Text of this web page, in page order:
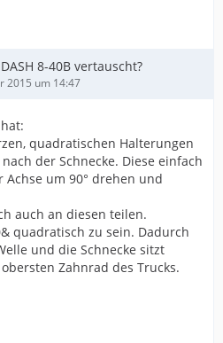
8-40B vertauscht?
2015 um 14:47
quadratischen Halterungen
der Schnecke. Diese einfach
um 90° drehen und
auch an diesen teilen.
quadratisch zu sein. Dadurch
und die Schnecke sitzt
Zahnrad des Trucks.